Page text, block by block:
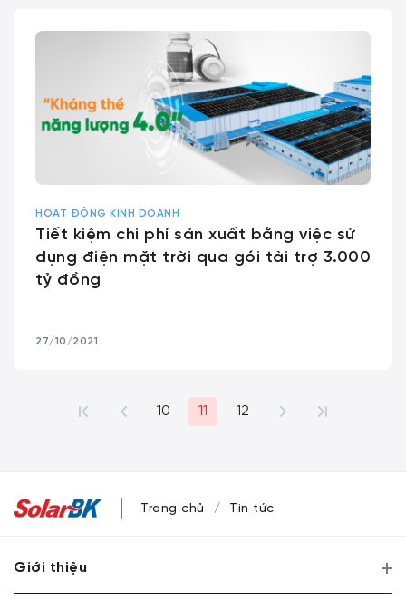
HOẠT ĐỘNG KINH DOANH
Tiết kiệm chi phí sản xuất bằng việc sử
dụng điện mặt trời qua gói tài trợ 3.000
tỷ đồng
27/10/2021
10 11 12
Trang chủ Tin tức
Giới thiệu